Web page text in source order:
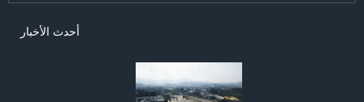
أحدث الأخبار